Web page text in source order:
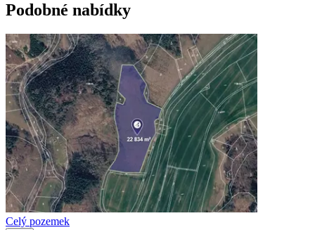
Podobné nabídky
Celý pozemek